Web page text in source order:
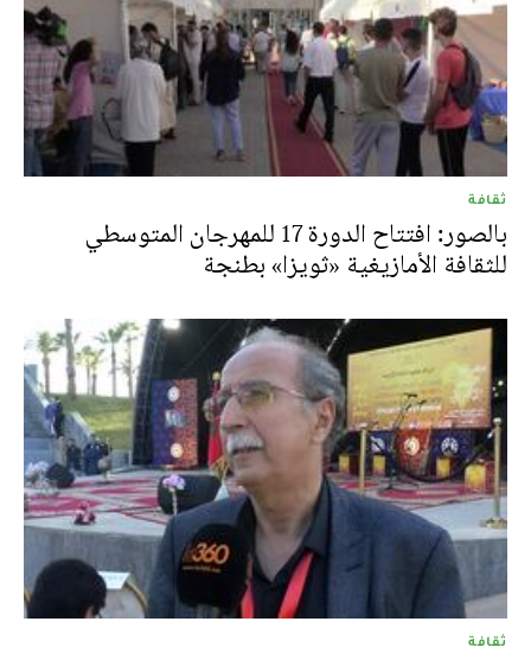
ثقافة
بالصور: افتتاح الدورة 17 للمهرجان المتوسطي
للثقافة الأمازيغية «ثويزا» بطنجة
ثقافة